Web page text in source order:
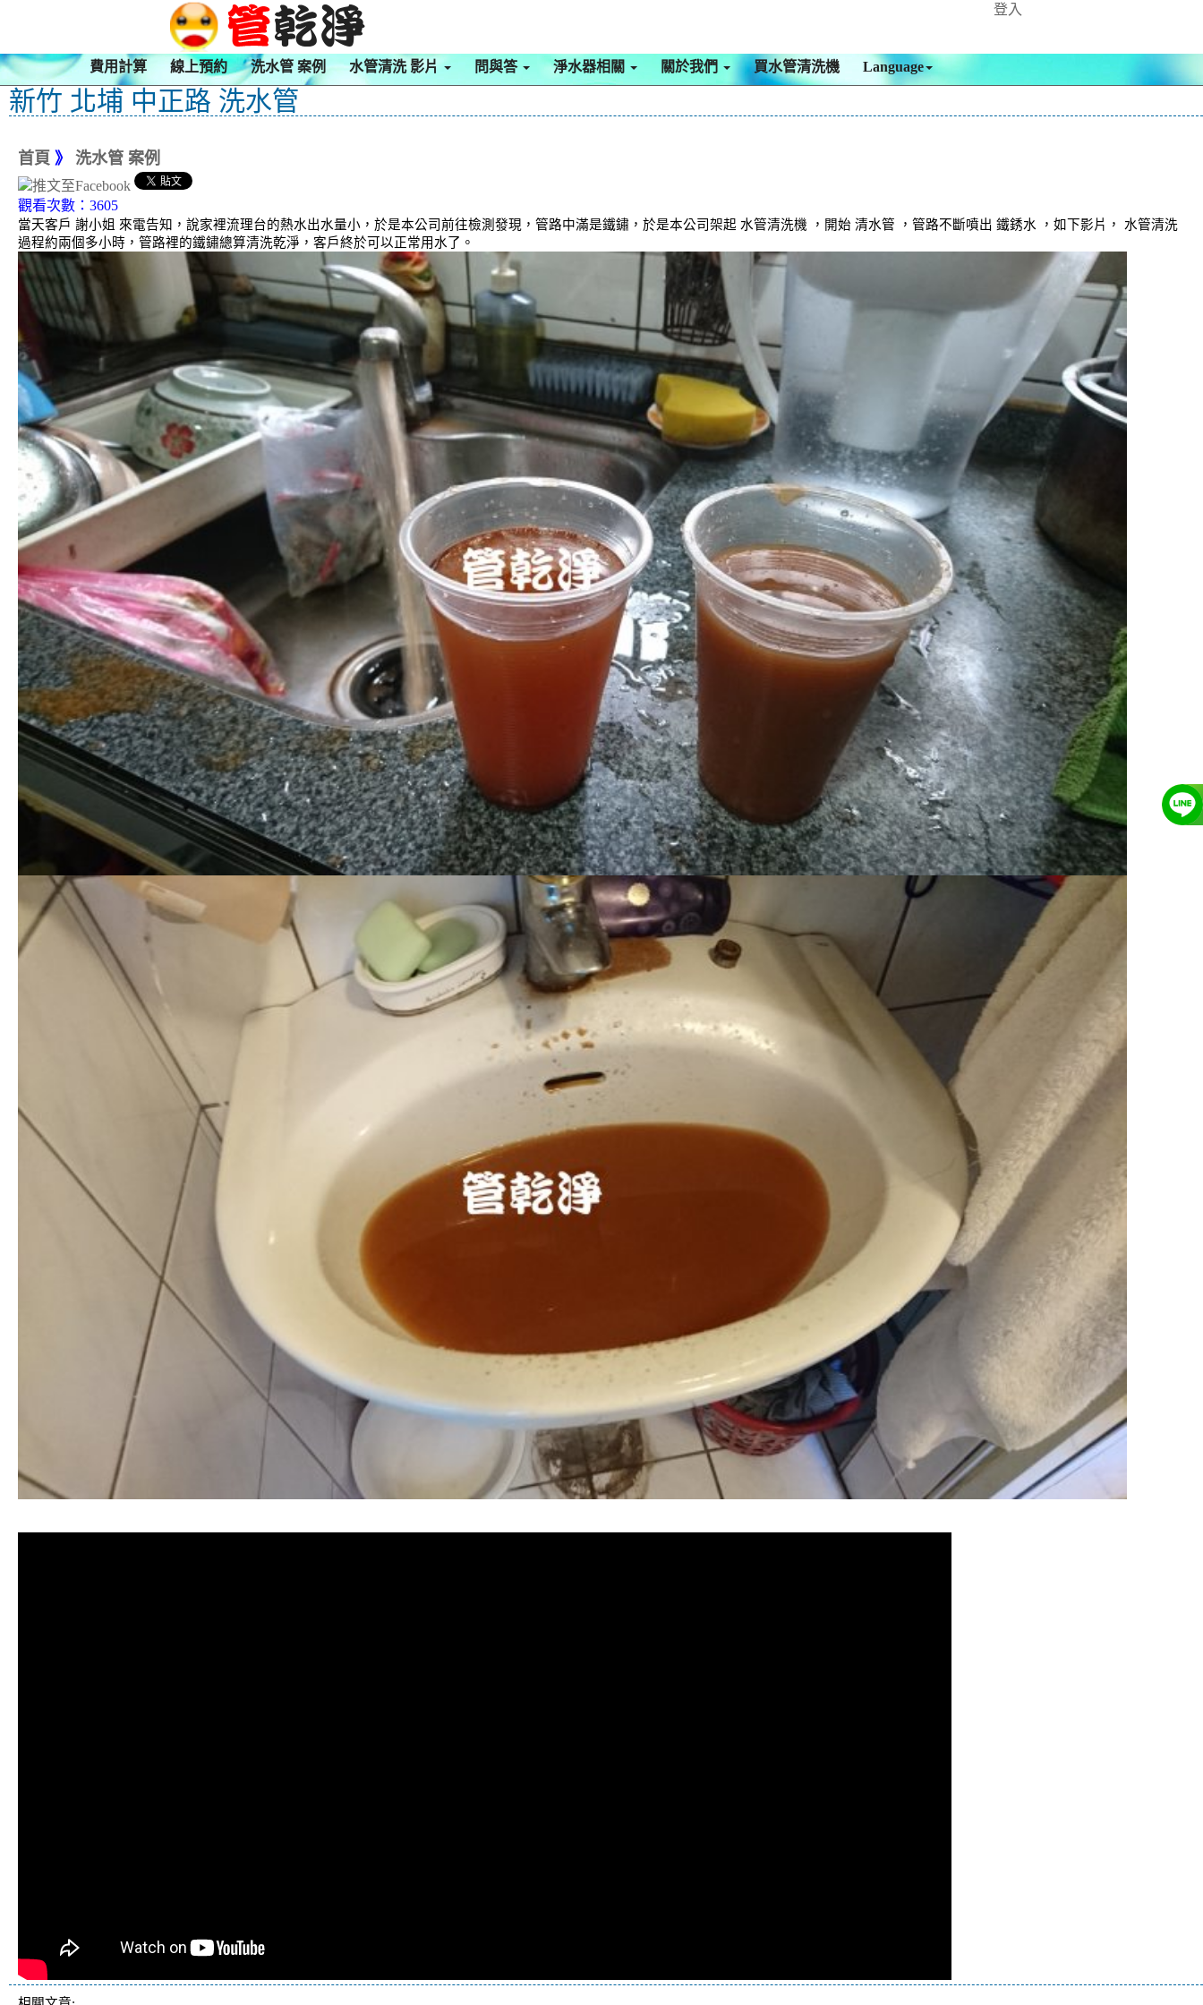
登入
費用計算 線上預約 洗水管 案例 水管清洗 影片 問與答 淨水器相關 關於我們 買水管清洗機 Language
新竹 北埔 中正路 洗水管
首頁 》 洗水管 案例
觀看次數：3605
當天客戶 謝小姐 來電告知，說家裡流理台的熱水出水量小，於是本公司前往檢測發現，管路中滿是鐵鏽，於是本公司架起 水管清洗機 ，開始 清水管 ，管路不斷噴出 鐵銹水 ，如下影片， 水管清洗
過程約兩個多小時，管路裡的鐵鏽總算清洗乾淨，客戶終於可以正常用水了。